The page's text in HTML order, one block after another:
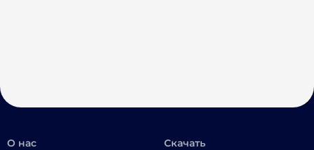
О нас Скачать